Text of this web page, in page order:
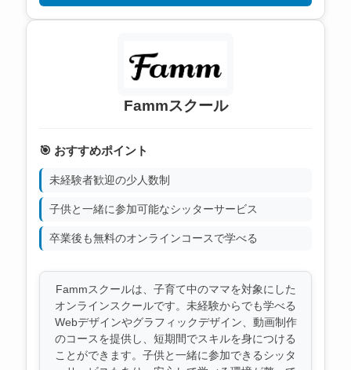
Fammスクール
🎯 おすすめポイント
未経験者歓迎の少人数制
子供と一緒に参加可能なシッターサービス
卒業後も無料のオンラインコースで学べる
Fammスクールは、子育て中のママを対象にした
オンラインスクールです。未経験からでも学べる
Webデザインやグラフィックデザイン、動画制作
のコースを提供し、短期間でスキルを身につける
ことができます。子供と一緒に参加できるシッタ